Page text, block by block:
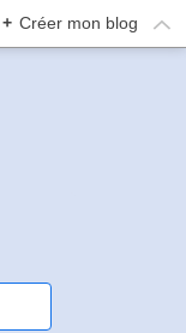
+ Créer mon blog